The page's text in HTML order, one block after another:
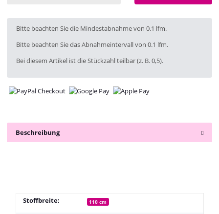
x
Bitte beachten Sie die Mindestabnahme von 0.1 lfm.
Bitte beachten Sie das Abnahmeintervall von 0.1 lfm.
Bei diesem Artikel ist die Stückzahl teilbar (z. B. 0,5).
Beschreibung
Stoffbreite: 110 cm